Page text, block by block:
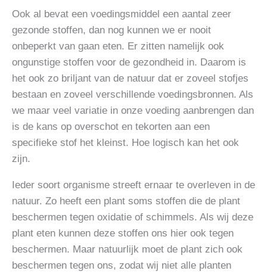
Ook al bevat een voedingsmiddel een aantal zeer
gezonde stoffen, dan nog kunnen we er nooit
onbeperkt van gaan eten. Er zitten namelijk ook
ongunstige stoffen voor de gezondheid in. Daarom is
het ook zo briljant van de natuur dat er zoveel stofjes
bestaan en zoveel verschillende voedingsbronnen. Als
we maar veel variatie in onze voeding aanbrengen dan
is de kans op overschot en tekorten aan een
specifieke stof het kleinst. Hoe logisch kan het ook
zijn.
Ieder soort organisme streeft ernaar te overleven in de
natuur. Zo heeft een plant soms stoffen die de plant
beschermen tegen oxidatie of schimmels. Als wij deze
plant eten kunnen deze stoffen ons hier ook tegen
beschermen. Maar natuurlijk moet de plant zich ook
beschermen tegen ons, zodat wij niet alle planten